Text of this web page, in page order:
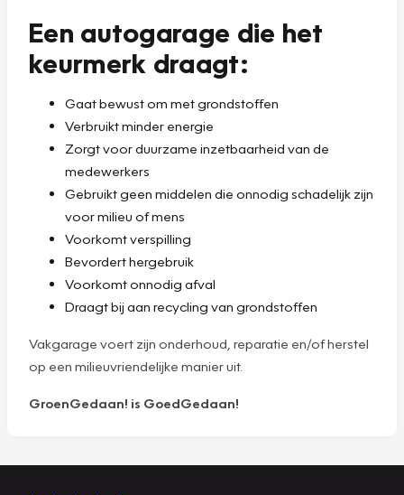
Een autogarage die het
keurmerk draagt:
Gaat bewust om met grondstoffen
Verbruikt minder energie
Zorgt voor duurzame inzetbaarheid van de
medewerkers
Gebruikt geen middelen die onnodig schadelijk zijn
voor milieu of mens
Voorkomt verspilling
Bevordert hergebruik
Voorkomt onnodig afval
Draagt bij aan recycling van grondstoffen
Vakgarage voert zijn onderhoud, reparatie en/of herstel
op een milieuvriendelijke manier uit.
GroenGedaan! is GoedGedaan!